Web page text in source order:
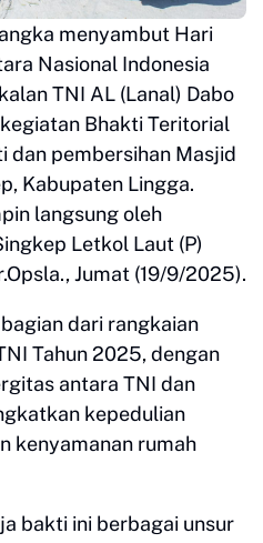
menyambut Hari
Nasional Indonesia
TNI AL (Lanal) Dabo
Bhakti Teritorial
dan pembersihan Masjid
Kabupaten Lingga.
langsung oleh
Letkol Laut (P)
Jumat (19/9/2025).
dari rangkaian
Tahun 2025, dengan
antara TNI dan
kepedulian
kenyamanan rumah
bakti ini berbagai unsur